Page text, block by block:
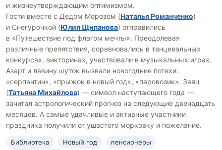
и жизнеутверждающим оптимизмом.
Гости вместе с Дедом Морозом (Наталья Романченко)
и Снегурочкой (Юлия Щипанова) отправились
в «Путешествие под флагом мечты». Преодолевая
различные препятствия, соревновались в танцевальных
конкурсах, викторинах, участвовали в музыкальных играх.
Азарт и лавину шуток вызвали новогодние потехи:
«серпантин», «прыжок в новый год», «паровозик». Заяц
(Татьяна Михайлова) — символ наступающего года —
зачитал астрологический прогноз на следующие двенадцать
месяцев. А самые удачливые и активные участники
праздника получили от ушастого морковку и пожелание.
Библиотека Новый год
пенсионеры